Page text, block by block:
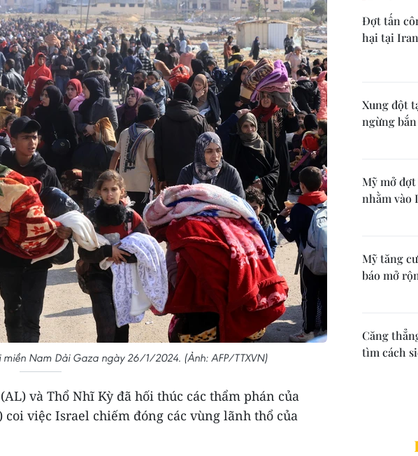
Nam Dải Gaza ngày 26/1/2024. (Ảnh: AFP/TTXVN)
và Thổ Nhĩ Kỳ đã hối thúc các thẩm phán của
coi việc Israel chiếm đóng các vùng lãnh thổ của
Đợt tấn
hại tại Iran
Xung đột
ngừng
Mỹ mở
nhằm vào
Mỹ tăng
báo mở
Căng
tìm cách